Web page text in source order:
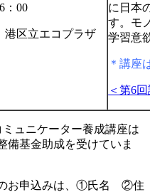
：00
港区立エコプラザ
に日本
す。モ
学習意
＊講座
＜第6
ュニケーター養成講座は
備基金助成を受けていま
のお申込みは、①氏名 ②住